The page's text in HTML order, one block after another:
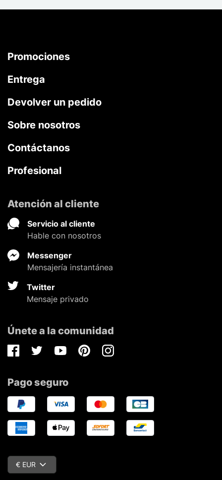
Promociones
Entrega
Devolver un pedido
Sobre nosotros
Contáctanos
Profesional
Atención al cliente
Servicio al cliente
Hable con nosotros
Messenger
Mensajería instantánea
Twitter
Mensaje privado
Únete a la comunidad
FacebookTwitterYoutubePinterestInstagram
Pago seguro
€ EUR